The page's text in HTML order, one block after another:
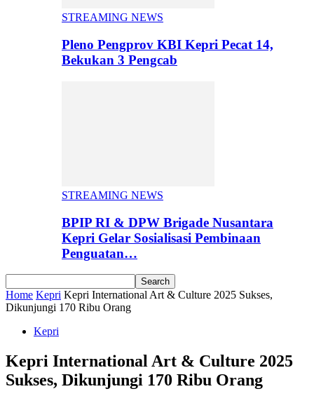
STREAMING NEWS
Pleno Pengprov KBI Kepri Pecat 14,
Bekukan 3 Pengcab
STREAMING NEWS
BPIP RI & DPW Brigade Nusantara
Kepri Gelar Sosialisasi Pembinaan
Penguatan…
Home Kepri Kepri International Art & Culture 2025 Sukses,
Dikunjungi 170 Ribu Orang
Kepri
Kepri International Art & Culture 2025
Sukses, Dikunjungi 170 Ribu Orang